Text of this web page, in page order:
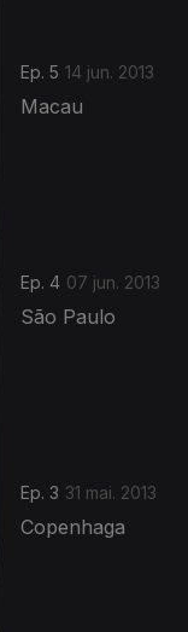
Ep. 5 14 jun. 2013
Macau
Ep. 4 07 jun. 2013
São Paulo
Ep. 3 31 mai. 2013
Copenhaga